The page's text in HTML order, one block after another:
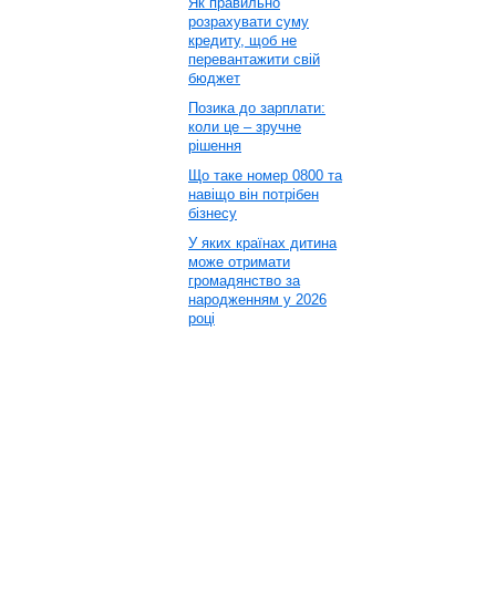
розрахувати суму
кредиту, щоб не
перевантажити свій
бюджет
Позика до зарплати:
коли це – зручне
рішення
Що таке номер 0800 та
навіщо він потрібен
бізнесу
У яких країнах дитина
може отримати
громадянство за
народженням у 2026
році